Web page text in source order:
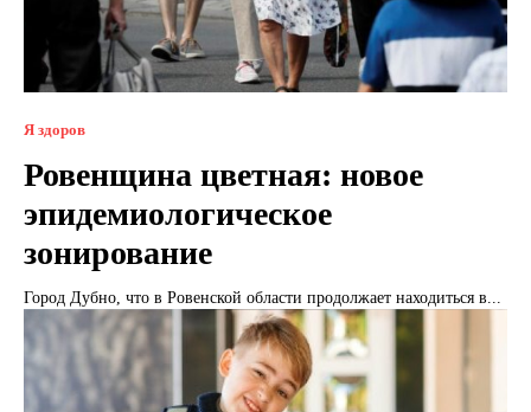
Я здоров
Ровенщина цветная: новое
эпидемиологическое
зонирование
Город Дубно, что в Ровенской области продолжает находиться в...